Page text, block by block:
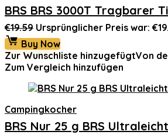
BRS BRS 3000T Tragbarer
€19.59 Ursprünglicher Preis war:
Buy Now
Zur Wunschliste hinzugefügtVon
Zum Vergleich hinzufügen
Campingkocher
BRS Nur 25 g BRS